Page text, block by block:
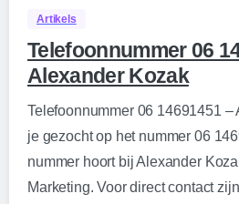
Artikels
Telefoonnummer 06
Alexander Kozak
Telefoonnummer 06 14691451
je gezocht op het nummer 06
nummer hoort bij Alexander
Marketing. Voor direct contact